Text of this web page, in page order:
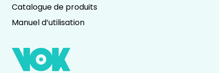
Catalogue de produits
Manuel d’utilisation